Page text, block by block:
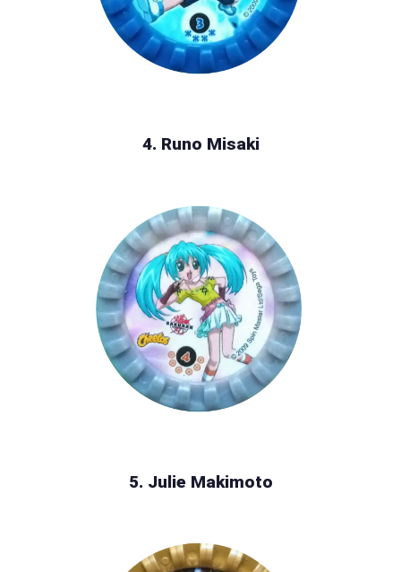
4. Runo Misaki
5. Julie Makimoto